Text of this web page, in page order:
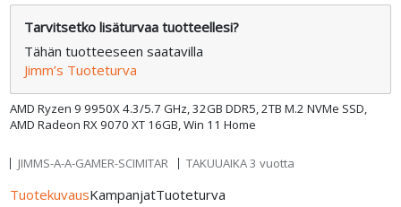
AMD Ryzen 9 9950X 4.3/5.7 GHz, 32GB DDR5, 2TB M.2 NVMe SSD,
AMD Radeon RX 9070 XT 16GB, Win 11 Home
Tarvitsetko lisäturvaa tuotteellesi?
Tähän tuotteeseen saatavilla
Jimm’s Tuoteturva
JIMMS-A-A-GAMER-SCIMITAR TAKUUAIKA 3 vuotta
TuotekuvausKampanjatTuoteturva